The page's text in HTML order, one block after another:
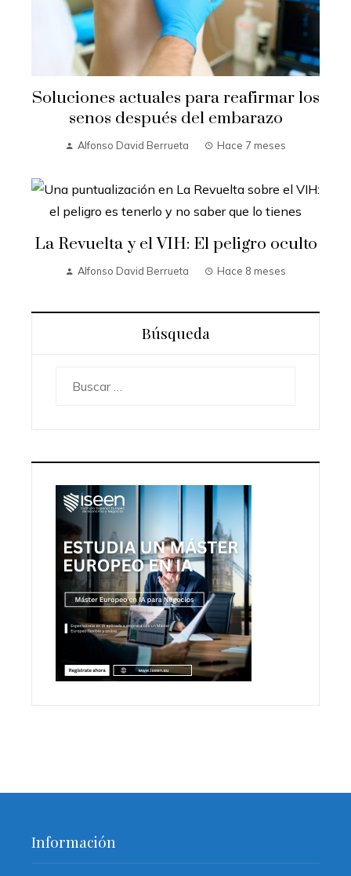
Soluciones actuales para reafirmar los
senos después del embarazo
Alfonso David Berrueta Hace 7 meses
La Revuelta y el VIH: El peligro oculto
Alfonso David Berrueta Hace 8 meses
Búsqueda
Información